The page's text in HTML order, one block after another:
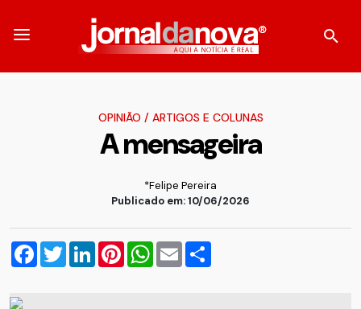
OPINIÃO / ARTIGOS E COLUNAS
A mensageira
*Felipe Pereira
Publicado em: 10/06/2026
Facebook
TwitterLinkedInPinterestWhatsApp
Email